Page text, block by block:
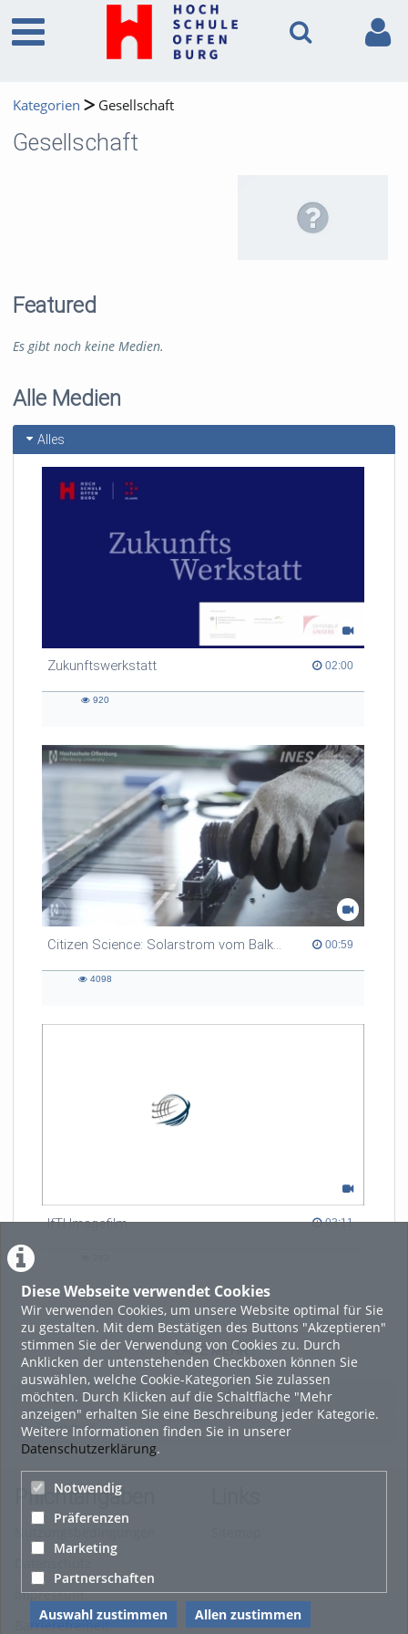
Diese Webseite verwendet Cookies
Wir verwenden Cookies, um unsere Website optimal für Sie
zu gestalten. Mit dem Bestätigen des Buttons "Akzeptieren"
stimmen Sie der Verwendung von Cookies zu. Durch
Anklicken der untenstehenden Checkboxen können Sie
auswählen, welche Cookie-Kategorien Sie zulassen
möchten. Durch Klicken auf die Schaltfläche "Mehr
anzeigen" erhalten Sie eine Beschreibung jeder Kategorie.
Weitere Informationen finden Sie in unserer
Datenschutzerklärung.
Notwendig
Präferenzen
Marketing
Partnerschaften
Auswahl zustimmen Allen zustimmen
Kategorien Gesellschaft
Gesellschaft
Featured
Es gibt noch keine Medien.
Alle Medien
Alles
Zukunftswerkstatt 02:00
02:00 duration
920
Citizen Science: Solarstrom vom Balkon 00:59
00:59 duration
4098
IfTI Imagefilm 03:11
03:11 duration
283
LADE MEHR
Featured
Beliebtheit
Pflichtangaben
Impressum
Barrierefreiheit